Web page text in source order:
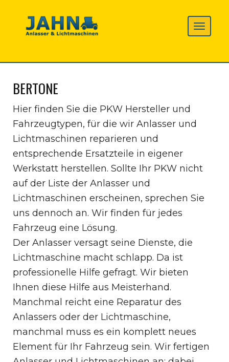
BERTONE
Hier finden Sie die PKW Hersteller und
Fahrzeugtypen, für die wir Anlasser und
Lichtmaschinen reparieren und
entsprechende Ersatzteile in eigener
Werkstatt herstellen. Sollte Ihr PKW nicht
auf der Liste der Anlasser und
Lichtmaschinen erscheinen, sprechen Sie
uns dennoch an. Wir finden für jedes
Fahrzeug eine Lösung.
Der Anlasser versagt seine Dienste, die
Lichtmaschine macht schlapp. Da ist
professionelle Hilfe gefragt. Wir bieten
Ihnen diese Hilfe aus Meisterhand.
Manchmal reicht eine Reparatur des
Anlassers oder der Lichtmaschine,
manchmal muss es ein komplett neues
Element für Ihr Fahrzeug sein. Wir fertigen